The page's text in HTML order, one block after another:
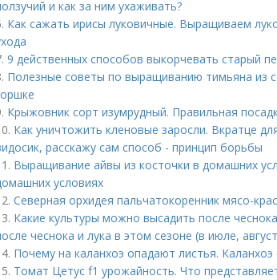
и как за ним ухаживать?
Как сажать ирисы луковичные. Выращиваем
9 действенных способов выкорчевать старый
Полезные советы по выращиванию тимьяна из
Крыжовник сорт изумрудный. Правильная
Как уничтожить кленовые заросли. Вкратце
расскажу сам способ - принцип борьбы
Выращивание айвы из косточки в домашних
условиях
Северная орхидея пальчатокоренник мясо-
Какие культуры можно высадить после
чеснока и лука в этом сезоне (в июле,
Почему на каланхоэ опадают листья.
Томат Цетус f1 урожайность. Что